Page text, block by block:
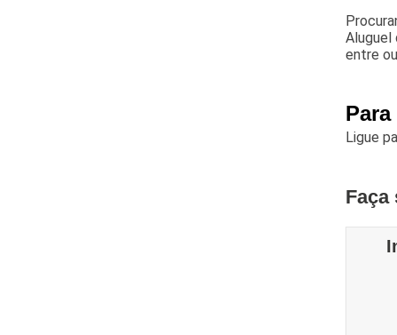
Aluguel
entre
Ligue
Faça